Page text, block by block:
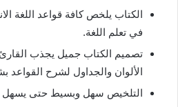
الكتاب يلخص كافة قواعد اللغة
في تعلم اللغة.
تصميم الكتاب جميل يجذب
الألوان والجداول لشرح
التلخيص سهل وبسيط حتى يسهل